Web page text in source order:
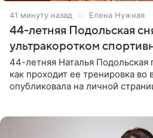
41 минуту назад Елена Нужная
44-летняя Подольская
ультракоротком
44-летняя Наталья Подольская
как проходит ее тренировка
опубликовала на личной